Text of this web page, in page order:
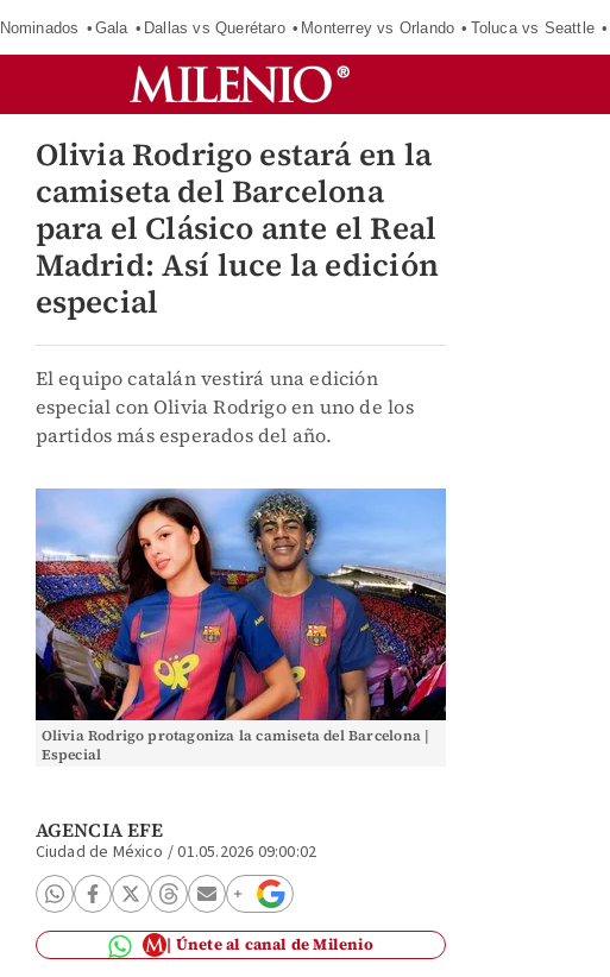
Nominados Gala Dallas vs Querétaro Monterrey vs Orlando Toluca vs Seattle
Olivia Rodrigo estará en la
camiseta del Barcelona
para el Clásico ante el Real
Madrid: Así luce la edición
especial
El equipo catalán vestirá una edición
especial con Olivia Rodrigo en uno de los
partidos más esperados del año.
Olivia Rodrigo protagoniza la camiseta del Barcelona |
Especial
AGENCIA EFE
Ciudad de México /01.05.2026 09:00:02
Únete al canal de Milenio